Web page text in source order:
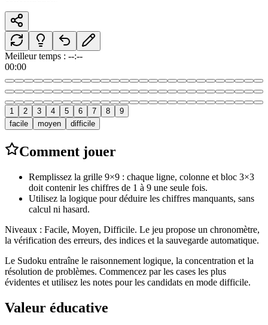
Meilleur temps : --:--
00:00
1 2 3 4 5 6 7 8
9
facile
moyen difficile
Comment jouer
Remplissez la grille 9×9 : chaque ligne, colonne et bloc 3×3
doit contenir les chiffres de 1 à 9 une seule fois.
Utilisez la logique pour déduire les chiffres manquants, sans
calcul ni hasard.
Niveaux : Facile, Moyen, Difficile. Le jeu propose un chronomètre,
la vérification des erreurs, des indices et la sauvegarde automatique.
Le Sudoku entraîne le raisonnement logique, la concentration et la
résolution de problèmes. Commencez par les cases les plus
évidentes et utilisez les notes pour les candidats en mode difficile.
Valeur éducative